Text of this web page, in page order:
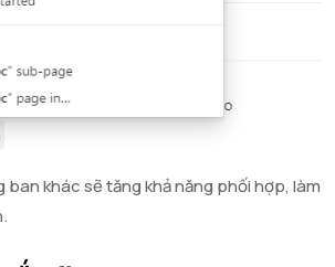
ban khác sẽ tăng khả năng phối hợp, làm